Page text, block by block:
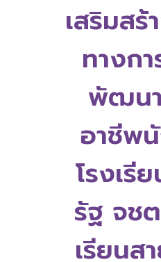
เสริมสร้
ทางก
พัฒน
อาชีพ
โรงเรี
รัฐ จช
เรียนส